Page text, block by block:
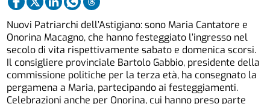
Nuovi Patriarchi dell’Astigiano: sono Maria Cantatore e
Onorina Macagno, che hanno festeggiato l’ingresso nel
secolo di vita rispettivamente sabato e domenica scorsi.
Il consigliere provinciale Bartolo Gabbio, presidente della
commissione politiche per la terza età, ha consegnato la
pergamena a Maria, partecipando ai festeggiamenti.
Celebrazioni anche per Onorina, cui hanno preso parte